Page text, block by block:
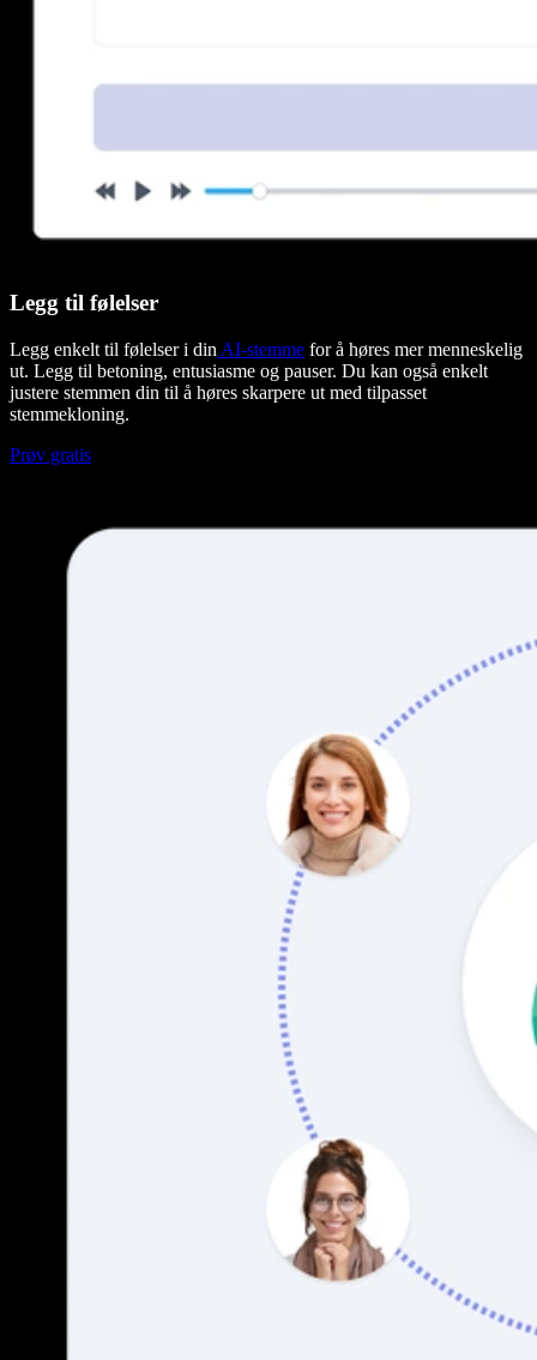
Legg til følelser
Legg enkelt til følelser i din AI-stemme for å høres mer menneskelig
ut. Legg til betoning, entusiasme og pauser. Du kan også enkelt
justere stemmen din til å høres skarpere ut med tilpasset
stemmekloning.
Prøv gratis